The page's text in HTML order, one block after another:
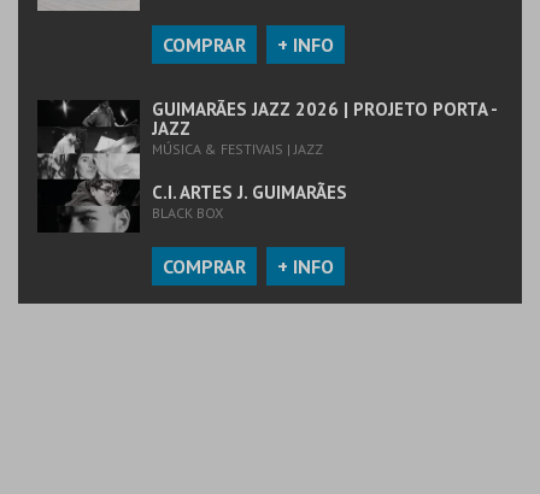
COMPRAR + INFO
GUIMARÃES JAZZ 2026 | PROJETO PORTA -
JAZZ
MÚSICA & FESTIVAIS | JAZZ
C.I. ARTES J. GUIMARÃES
BLACK BOX
COMPRAR + INFO